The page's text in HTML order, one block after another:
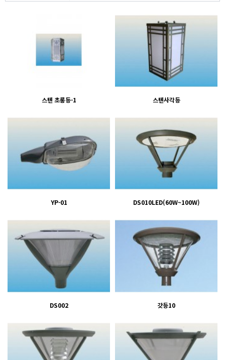
스텐 초롱등-1 스텐사각등
YP-01 DS010LED(60W~100W)
DS002 갓등10